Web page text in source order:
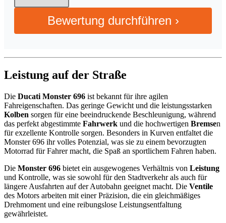
Bewertung durchführen ›
Leistung auf der Straße
Die Ducati Monster 696 ist bekannt für ihre agilen
Fahreigenschaften. Das geringe Gewicht und die leistungsstarken
Kolben sorgen für eine beeindruckende Beschleunigung, während
das perfekt abgestimmte Fahrwerk und die hochwertigen Bremsen
für exzellente Kontrolle sorgen. Besonders in Kurven entfaltet die
Monster 696 ihr volles Potenzial, was sie zu einem bevorzugten
Motorrad für Fahrer macht, die Spaß an sportlichem Fahren haben.
Die Monster 696 bietet ein ausgewogenes Verhältnis von Leistung
und Kontrolle, was sie sowohl für den Stadtverkehr als auch für
längere Ausfahrten auf der Autobahn geeignet macht. Die Ventile
des Motors arbeiten mit einer Präzision, die ein gleichmäßiges
Drehmoment und eine reibungslose Leistungsentfaltung
gewährleistet.